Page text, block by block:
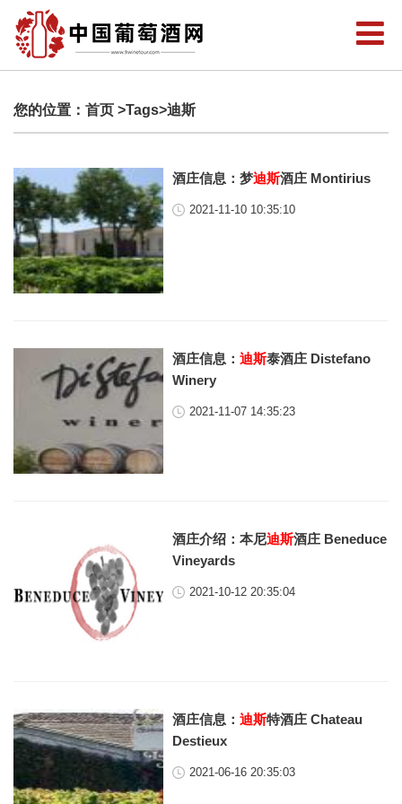
您的位置： 首页 >Tags>迪斯
酒庄信息：梦迪斯酒庄 Montirius
2021-11-10 10:35:10
酒庄信息：迪斯泰酒庄 Distefano
Winery
2021-11-07 14:35:23
酒庄介绍：本尼迪斯酒庄 Beneduce
Vineyards
2021-10-12 20:35:04
酒庄信息：迪斯特酒庄 Chateau
Destieux
2021-06-16 20:35:03